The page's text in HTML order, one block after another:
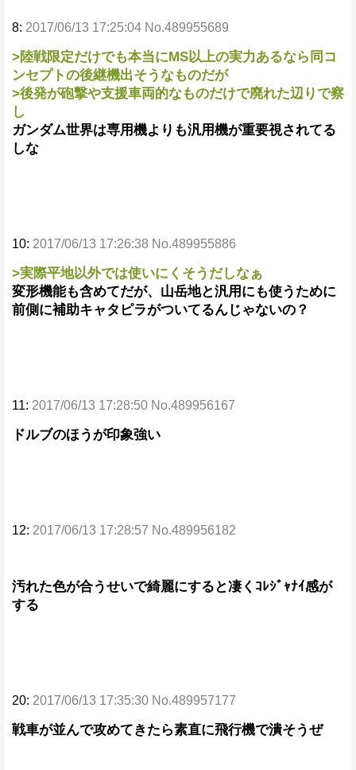
8: 2017/06/13 17:25:04 No.489955689
>陸戦限定だけでも本当にMS以上の実力あるなら同コ
ンセプトの後継機出そうなものだが
>後発が砲撃や支援車両的なものだけで廃れた辺りで察
し
ガンダム世界は専用機よりも汎用機が重要視されてる
しな
10: 2017/06/13 17:26:38 No.489955886
>実際平地以外では使いにくそうだしなぁ
変形機能も含めてだが、山岳地と汎用にも使うために
前側に補助キャタピラがついてるんじゃないの？
11: 2017/06/13 17:28:50 No.489956167
ドルブのほうが印象強い
12: 2017/06/13 17:28:57 No.489956182
汚れた色が合うせいで綺麗にすると凄くｺﾚｼﾞｬﾅｲ感が
する
20: 2017/06/13 17:35:30 No.489957177
戦車が並んで攻めてきたら素直に飛行機で潰そうぜ